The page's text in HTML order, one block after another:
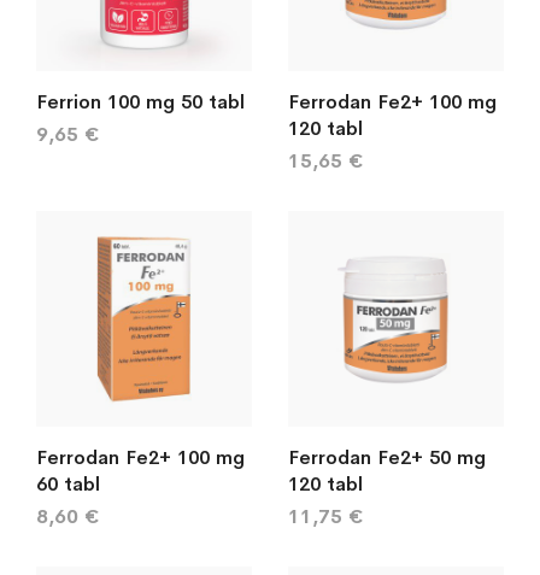
Ferrion 100 mg 50 tabl
9,65 €
Ferrodan Fe2+ 100 mg
120 tabl
15,65 €
Ferrodan Fe2+ 100 mg
60 tabl
8,60 €
Ferrodan Fe2+ 50 mg
120 tabl
11,75 €